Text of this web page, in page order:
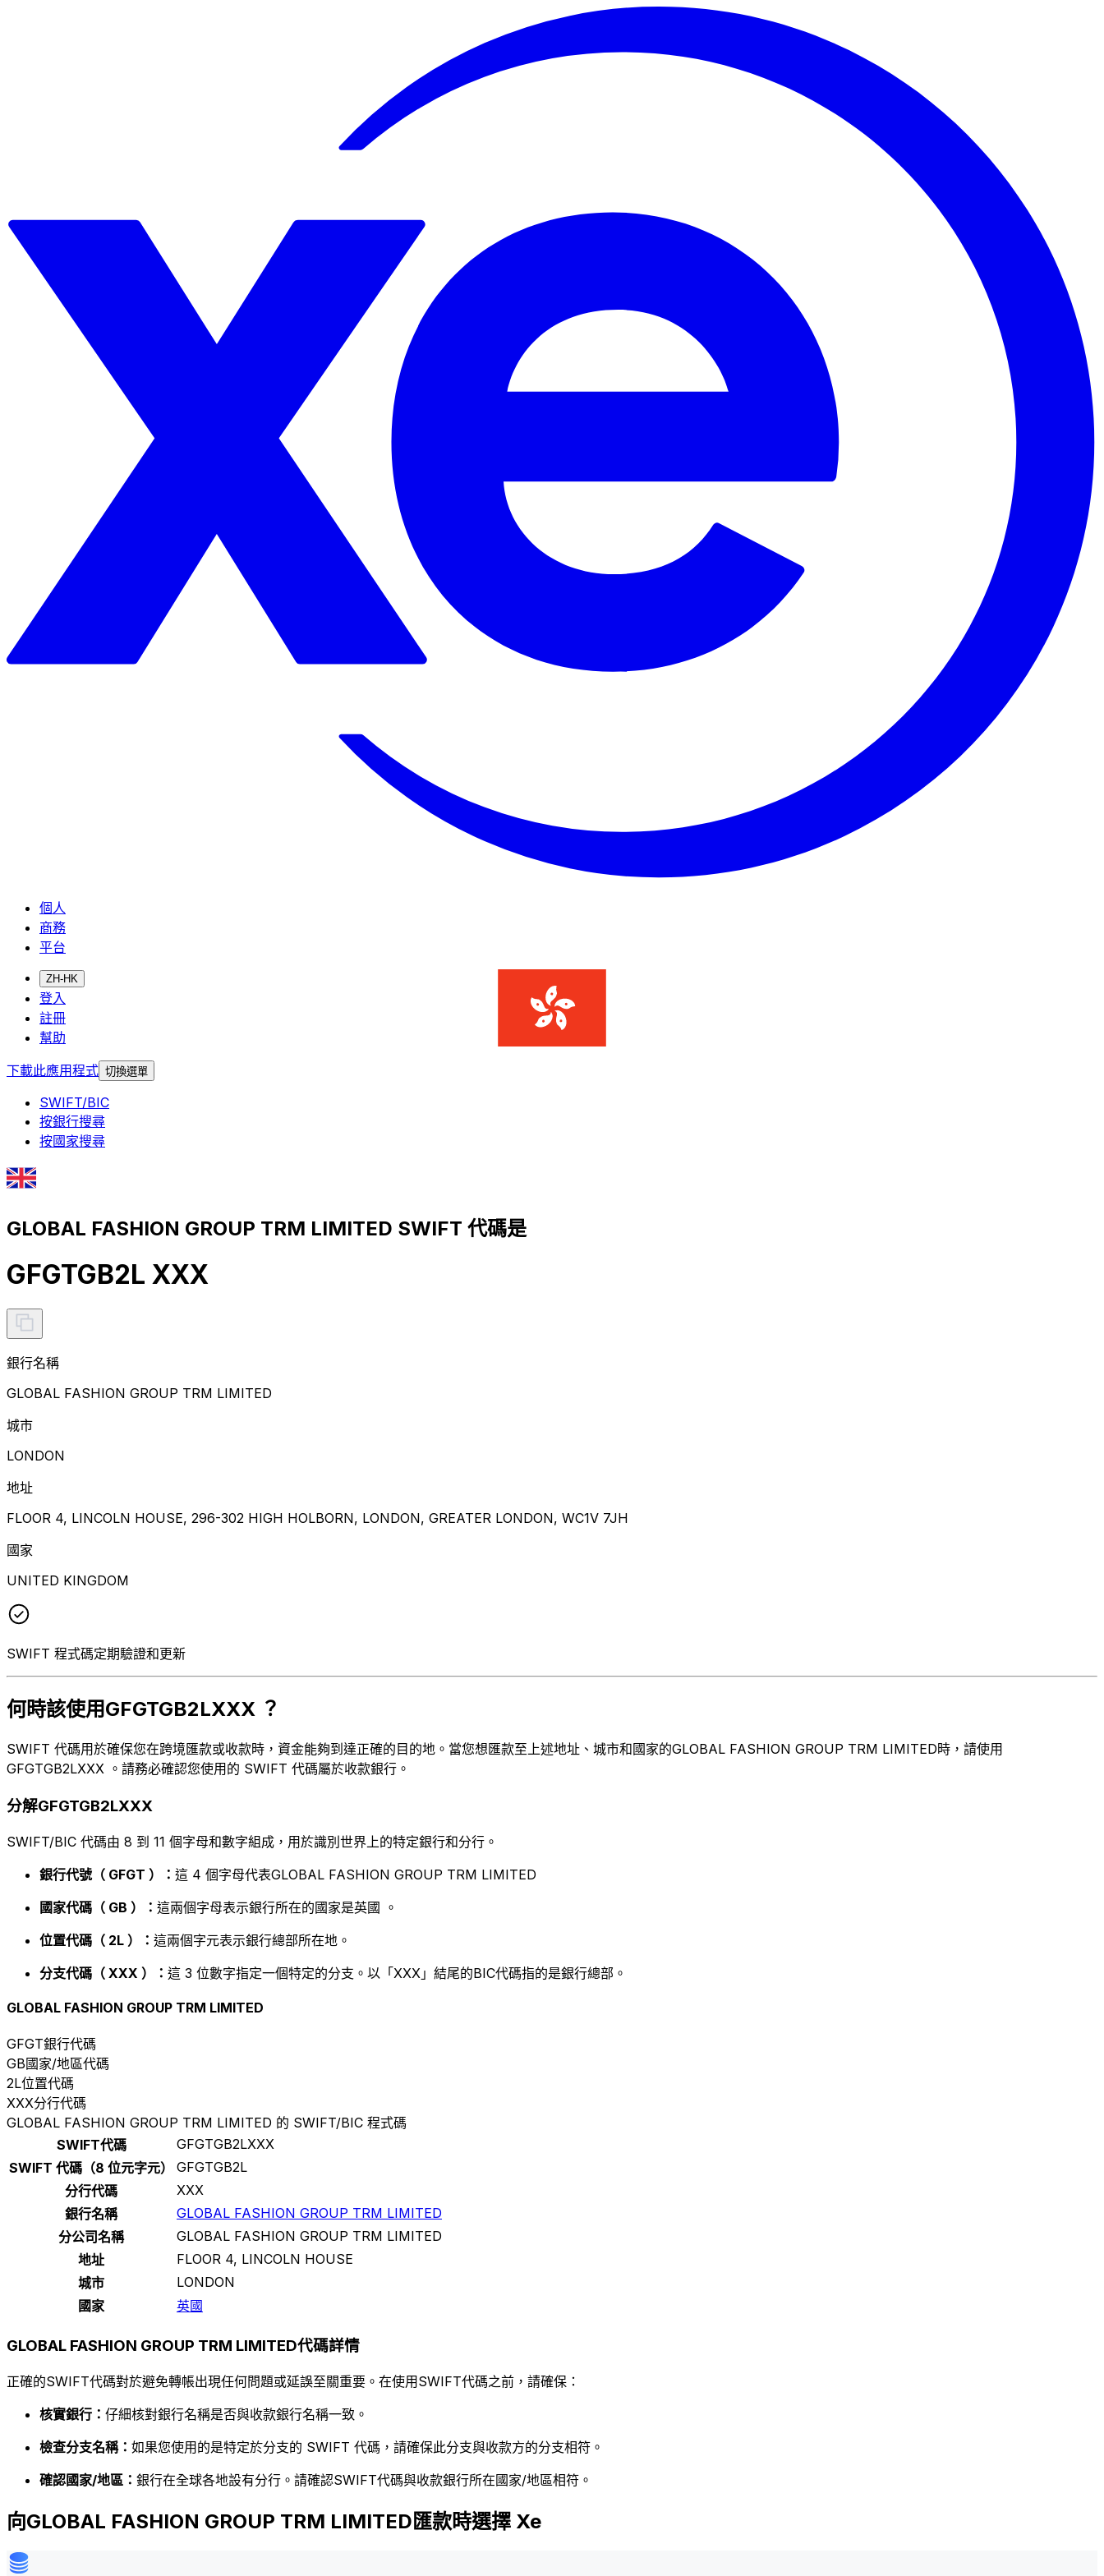
個人
商務
平台
ZH-HK
登入
註冊
幫助
下載此應用程式 切換選單
SWIFT/BIC
按銀行搜尋
按國家搜尋
GLOBAL FASHION GROUP TRM LIMITED SWIFT 代碼是
GFGTGB2L XXX
銀行名稱
GLOBAL FASHION GROUP TRM LIMITED
城市
LONDON
地址
FLOOR 4, LINCOLN HOUSE, 296-302 HIGH HOLBORN, LONDON, GREATER LONDON, WC1V 7JH
國家
UNITED KINGDOM
SWIFT 程式碼定期驗證和更新
何時該使用GFGTGB2LXXX ？
SWIFT 代碼用於確保您在跨境匯款或收款時，資金能夠到達正確的目的地。當您想匯款至上述地址、城市和國家的GLOBAL FASHION GROUP TRM LIMITED時，請使用
GFGTGB2LXXX 。請務必確認您使用的 SWIFT 代碼屬於收款銀行。
分解GFGTGB2LXXX
SWIFT/BIC 代碼由 8 到 11 個字母和數字組成，用於識別世界上的特定銀行和分行。
銀行代號（ GFGT ）： 這 4 個字母代表GLOBAL FASHION GROUP TRM LIMITED
國家代碼（ GB ）： 這兩個字母表示銀行所在的國家是英國 。
位置代碼（ 2L ）： 這兩個字元表示銀行總部所在地。
分支代碼（ XXX ）： 這 3 位數字指定一個特定的分支。以「XXX」結尾的BIC代碼指的是銀行總部。
GLOBAL FASHION GROUP TRM LIMITED
GFGT銀行代碼
GB國家/地區代碼
2L位置代碼
XXX分行代碼
GLOBAL FASHION GROUP TRM LIMITED 的 SWIFT/BIC 程式碼
SWIFT代碼
GFGTGB2LXXX
SWIFT 代碼（8 位元字元）
GFGTGB2L
分行代碼
XXX
銀行名稱
GLOBAL FASHION GROUP TRM LIMITED
分公司名稱
GLOBAL FASHION GROUP TRM LIMITED
地址
FLOOR 4, LINCOLN HOUSE
城市
LONDON
國家
英國
GLOBAL FASHION GROUP TRM LIMITED代碼詳情
正確的SWIFT代碼對於避免轉帳出現任何問題或延誤至關重要。在使用SWIFT代碼之前，請確保：
核實銀行： 仔細核對銀行名稱是否與收款銀行名稱一致。
檢查分支名稱： 如果您使用的是特定於分支的 SWIFT 代碼，請確保此分支與收款方的分支相符。
確認國家/地區： 銀行在全球各地設有分行。請確認SWIFT代碼與收款銀行所在國家/地區相符。
向GLOBAL FASHION GROUP TRM LIMITED匯款時選擇 Xe